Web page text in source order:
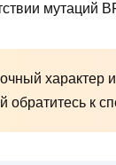
мутаций
характер
к